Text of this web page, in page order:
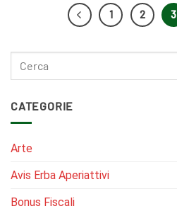
CATEGORIE
Arte
Avis Erba Aperiattivi
Bonus Fiscali
1 2 3